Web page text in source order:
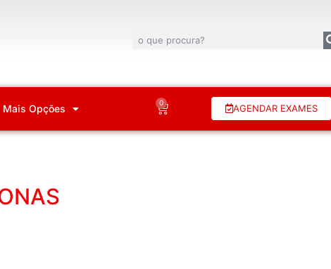
Mais Opções 0 AGENDAR EXAMES